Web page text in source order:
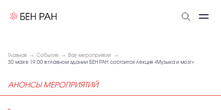
Главная События
Все мероприятия
30 мая в 19.00 в главном здании БЕН РАН состоится лекция «Музыка и мозг»
АНОНСЫ МЕРОПРИЯТИЙ